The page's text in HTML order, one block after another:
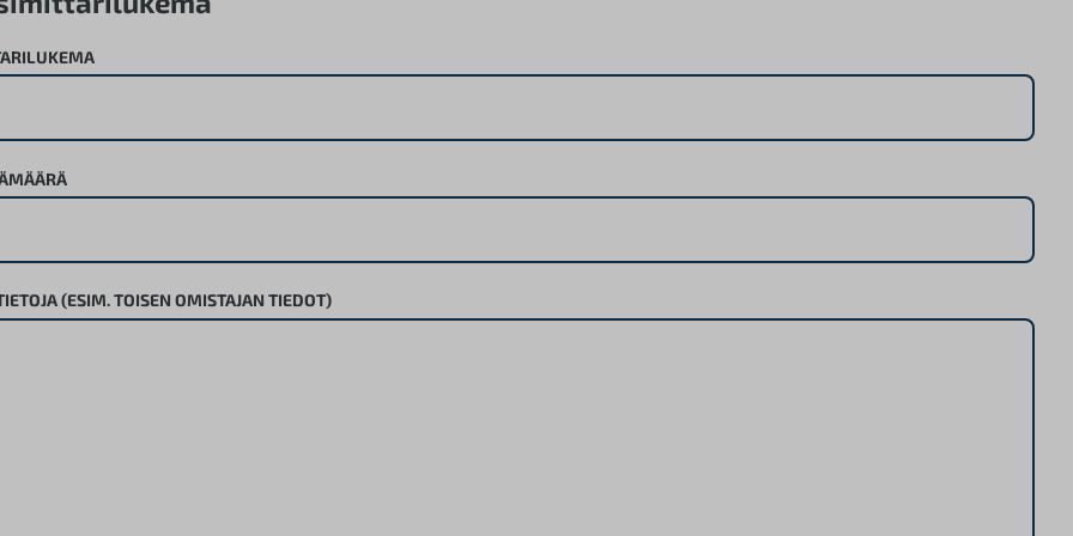
(ESIM. TOISEN OMISTAJAN TIEDOT)